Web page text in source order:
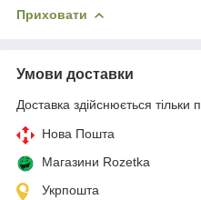
Приховати
Умови доставки
Доставка здійснюється тільки
Нова Пошта
Магазини Rozetka
Укрпошта